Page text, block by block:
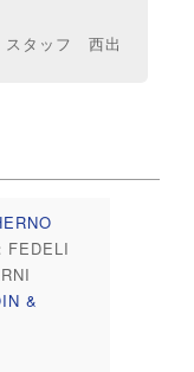
スタッフ 西出
FEDELI
&